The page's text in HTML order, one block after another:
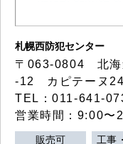
札幌西防犯センター
〒063-0804 北海
-12 カピテーヌ
TEL：011-641-
営業時間：9:00〜
販売可 工事